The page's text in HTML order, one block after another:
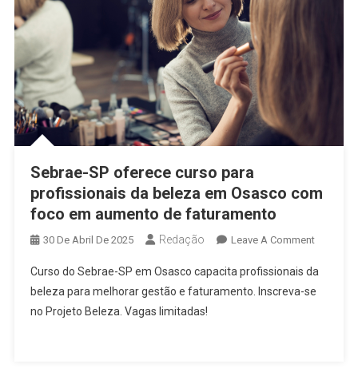
Osasco
Sebrae-SP oferece curso para
profissionais da beleza em Osasco com
foco em aumento de faturamento
30 De Abril De 2025 Redação Leave A CommentOn
SP
Oferece
Curso do Sebrae-SP em Osasco capacita profissionais da
beleza para melhorar gestão e faturamento. Inscreva-se
no Projeto Beleza. Vagas limitadas!